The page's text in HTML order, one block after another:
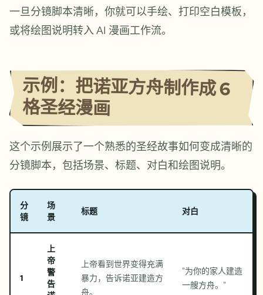
一旦分镜脚本清晰，你就可以手绘、打印空白模板，
或将绘图说明转入 AI 漫画工作流。
示例：把诺亚方舟制作成 6
格圣经漫画
这个示例展示了一个熟悉的圣经故事如何变成清晰的
分镜脚本，包括场景、标题、对白和绘图说明。
分
镜
场
景
标题 对白
1
上
帝
警
告
上帝看到世界变得充满
暴力，告诉诺亚建造方
舟。
"为你的家人建造
一艘方舟。 "